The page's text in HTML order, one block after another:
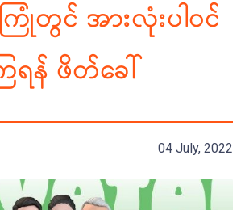
တွင် အားလုံးပါဝင်
ရန် ဖိတ်ခေါ်
04 July, 2022